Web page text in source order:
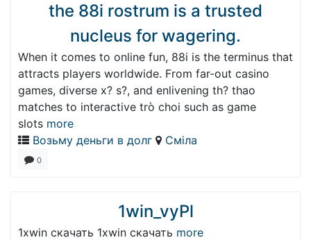
the 88i rostrum is a trusted
nucleus for wagering.
When it comes to online fun, 88i is the terminus that
attracts players worldwide. From far-out casino
games, diverse x? s?, and enlivening th? thao
matches to interactive trò choi such as game
slots more
Возьму деньги в долг
Сміла
0
1win_vyPl
1xwin скачать 1xwin скачать more